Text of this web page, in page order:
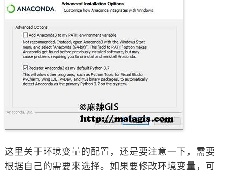
这里关于环境变量的配置，还是要注意一下，需要
根据自己的需要来选择。如果要修改环境变量，可